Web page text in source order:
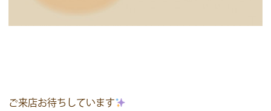
ご来店お待ちしています